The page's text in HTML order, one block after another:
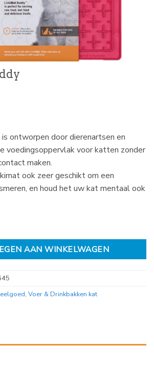
ontworpen door dierenartsen en
voedingsoppervlak voor katten zonder
maken.
ook zeer geschikt om een
en houd het uw kat mentaal ook
AAN WINKELWAGEN
, Voer & Drinkbakken kat